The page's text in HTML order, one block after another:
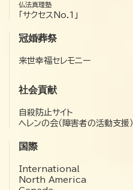
仏法真理塾
「サクセスNo.1」
冠婚葬祭
来世幸福セレモニー
社会貢献
自殺防止サイト
ヘレンの会（障害者の活動支援）
国際
International
North America